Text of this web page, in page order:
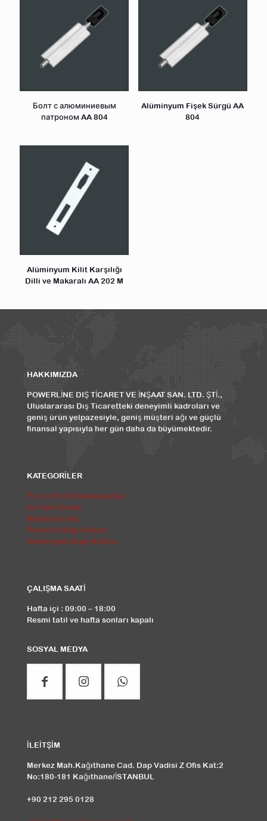
Болт с алюминиевым
патроном AA 804
Alüminyum Fişek Sürgü AA
804
Alüminyum Kilit Karşılığı
Dilli ve Makaralı AA 202 M
HAKKIMIZDA
POWERLİNE DIŞ TİCARET VE İNŞAAT SAN. LTD. ŞTİ.,
Uluslararası Dış Ticaretteki deneyimli kadroları ve
geniş ürün yelpazesiyle, geniş müşteri ağı ve güçlü
finansal yapısıyla her gün daha da büyümektedir.
KATEGORİLER
Pvc ve Profil Aksesuarları
Isı Cam Grubu
Makina Grubu
Pencere Kapı Kolları
Alüminyum Kapı Kolları
ÇALIŞMA SAATİ
Hafta içi : 09:00 – 18:00
Resmi tatil ve hafta sonları kapalı
SOSYAL MEDYA
İLEİTŞİM
Merkez Mah.Kağıthane Cad. Dap Vadisi Z Ofis Kat:2
No:180-181 Kağıthane/İSTANBUL
+90 212 295 0128